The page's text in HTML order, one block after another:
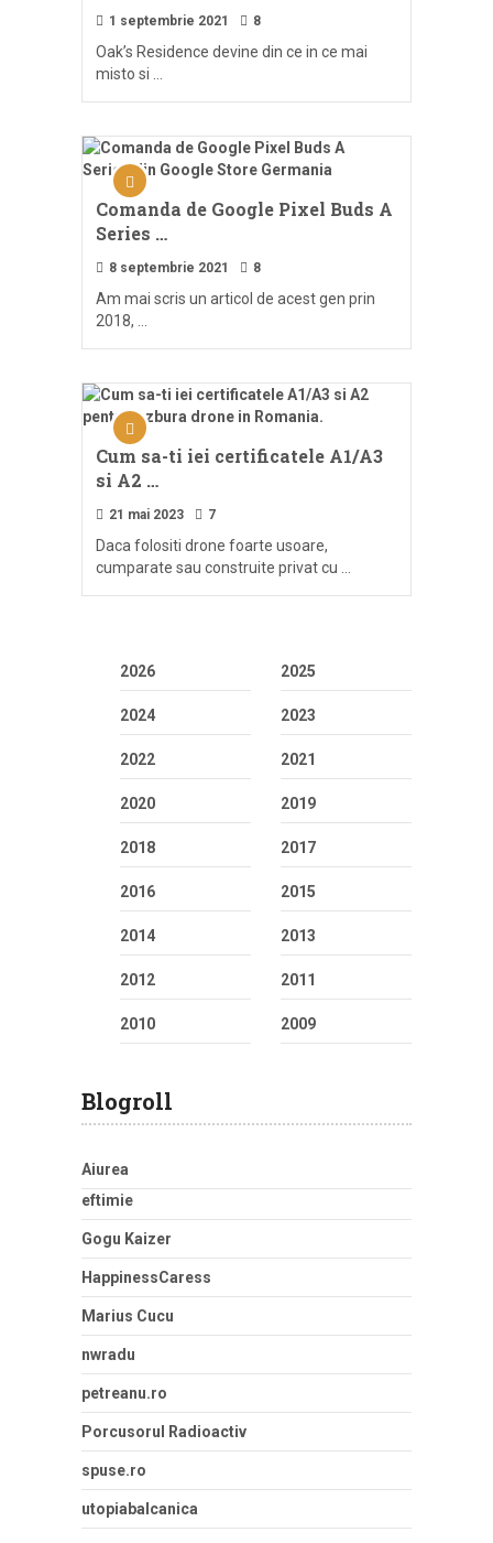
1 septembrie 2021 8
Oak’s Residence devine din ce in ce mai
misto si …
Comanda de Google Pixel Buds A
Series …
8 septembrie 2021 8
Am mai scris un articol de acest gen prin
2018, …
Cum sa-ti iei certificatele A1/A3
si A2 …
21 mai 2023 7
Daca folositi drone foarte usoare,
cumparate sau construite privat cu …
2026 2025
2024 2023
2022 2021
2020 2019
2018 2017
2016 2015
2014 2013
2012 2011
2010 2009
Blogroll
Aiurea
eftimie
Gogu Kaizer
HappinessCaress
Marius Cucu
nwradu
petreanu.ro
Porcusorul Radioactiv
spuse.ro
utopiabalcanica